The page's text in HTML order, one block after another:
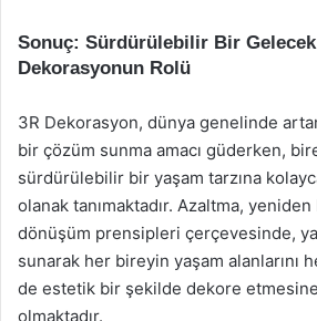
Sonuç: Sürdürülebilir Bir
Dekorasyonun Rolü
3R Dekorasyon, dünya genelinde
bir çözüm sunma amacı güderken,
sürdürülebilir bir yaşam tarzına
olanak tanımaktadır. Azaltma,
dönüşüm prensipleri çerçevesinde,
sunarak her bireyin yaşam alanlarını
de estetik bir şekilde dekore etmesine
olmaktadır.